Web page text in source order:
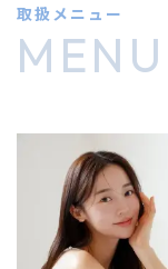
取扱メニュー
MENU